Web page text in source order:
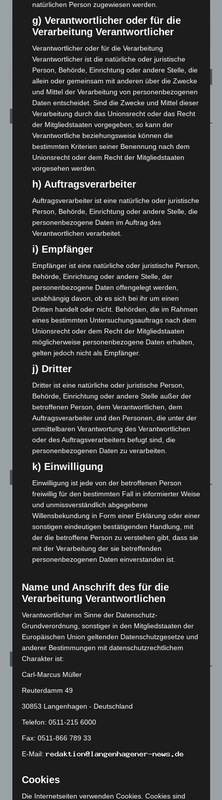
SO. MO. DI. MI.
Aktuelle Beiträge
Kunst trifft Weingenuss: Barbara-Susann Mehring zeigt ihre
Werke im Jacques’ Wein-Depot Isernhagen
8. August 2026
und Bothfeld
8. August 2026
Niedersachsen: Feuerwehrkräfte kehren nach
Waldbrandeinsatz aus Spanien zurück
entdeckt
7. August 2026
Brand im „Haus der Begegnung“ in Neuwarmbüchen schnell
eingedämmt
6. August 2026
Region Hannover: 21 neue Notfallsanitäter starten beim
Roten Kreuz
Mann läuft mit Hockeyschläger über A7 – Polizei sucht
Zeugen
5. August 2026
Celle: Mensch stirbt bei Bagger-Unfall auf Baustelle
5. August 2026
Blaulicht
2.799
Corona-News
712
Hannover und Region
5.039
Langenhagen und Ortsteile
Leserbriefe
Über uns
Veranstaltungen
Welt
Archiv
Juli 2026(73)
Juni 2026(139)
Mai 2026 (99)
April 2026(99)
März 2026(115)
Januar 2026(122)
natürlichen Person zugewiesen werden.
g) Verantwortlicher oder für die
Verarbeitung Verantwortlicher
Verantwortlicher oder für die Verarbeitung
Verantwortlicher ist die natürliche oder juristische
Person, Behörde, Einrichtung oder andere Stelle, die
allein oder gemeinsam mit anderen über die Zwecke
und Mittel der Verarbeitung von personenbezogenen
Daten entscheidet. Sind die Zwecke und Mittel dieser
Verarbeitung durch das Unionsrecht oder das Recht
der Mitgliedstaaten vorgegeben, so kann der
Verantwortliche beziehungsweise können die
bestimmten Kriterien seiner Benennung nach dem
Unionsrecht oder dem Recht der Mitgliedstaaten
vorgesehen werden.
h) Auftragsverarbeiter
Auftragsverarbeiter ist eine natürliche oder juristische
Person, Behörde, Einrichtung oder andere Stelle, die
personenbezogene Daten im Auftrag des
Verantwortlichen verarbeitet.
i) Empfänger
Empfänger ist eine natürliche oder juristische Person,
Behörde, Einrichtung oder andere Stelle, der
personenbezogene Daten offengelegt werden,
unabhängig davon, ob es sich bei ihr um einen
Dritten handelt oder nicht. Behörden, die im Rahmen
eines bestimmten Untersuchungsauftrags nach dem
Unionsrecht oder dem Recht der Mitgliedstaaten
möglicherweise personenbezogene Daten erhalten,
gelten jedoch nicht als Empfänger.
j) Dritter
Dritter ist eine natürliche oder juristische Person,
Behörde, Einrichtung oder andere Stelle außer der
betroffenen Person, dem Verantwortlichen, dem
Auftragsverarbeiter und den Personen, die unter der
unmittelbaren Verantwortung des Verantwortlichen
oder des Auftragsverarbeiters befugt sind, die
personenbezogenen Daten zu verarbeiten.
k) Einwilligung
Einwilligung ist jede von der betroffenen Person
freiwillig für den bestimmten Fall in informierter Weise
und unmissverständlich abgegebene
Willensbekundung in Form einer Erklärung oder einer
sonstigen eindeutigen bestätigenden Handlung, mit
der die betroffene Person zu verstehen gibt, dass sie
mit der Verarbeitung der sie betreffenden
personenbezogenen Daten einverstanden ist.
Name und Anschrift des für die
Verarbeitung Verantwortlichen
Verantwortlicher im Sinne der Datenschutz-
Grundverordnung, sonstiger in den Mitgliedstaaten der
Europäischen Union geltenden Datenschutzgesetze und
anderer Bestimmungen mit datenschutzrechtlichem
Charakter ist:
Carl-Marcus Müller
Reuterdamm 49
30853 Langenhagen - Deutschland
Telefon: 0511-215 6000
Fax: 0511-866 789 33
E-Mail:
Cookies
Die Internetseiten verwenden Cookies. Cookies sind